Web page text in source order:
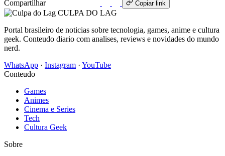
Compartilhar Copiar link
CULPA DO LAG
Portal brasileiro de noticias sobre tecnologia, games, anime e cultura
geek. Conteudo diario com analises, reviews e novidades do mundo
nerd.
WhatsApp · Instagram · YouTube
Conteudo
Games
Animes
Cinema e Series
Tech
Cultura Geek
Sobre